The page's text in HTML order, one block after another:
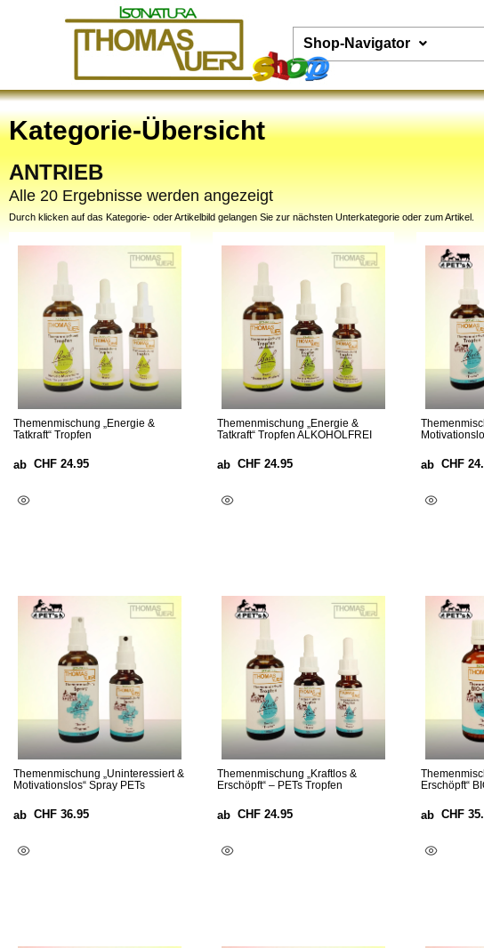
Shop-Navigator
Kategorie-Übersicht
ANTRIEB
Alle 20 Ergebnisse werden angezeigt
Durch klicken auf das Kategorie- oder Artikelbild gelangen Sie zur nächsten Unterkategorie oder zum Artikel.
Themenmischung „Energie &
Tatkraft“ Tropfen
ab CHF 24.95
Themenmischung „Energie &
Tatkraft“ Tropfen ALKOHOLFREI
ab CHF 24.95 ab CHF
Themenmischung „Uninteressiert &
Motivationslos“ Spray PETs
ab CHF 36.95
Themenmischung „Kraftlos &
Erschöpft“ – PETs Tropfen
ab CHF 24.95
Erschöpft“
ab CHF